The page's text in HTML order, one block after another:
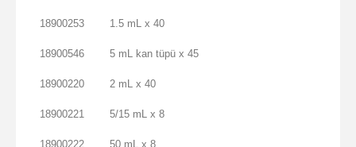
18900253 1.5 mL x 40
18900546 5 mL kan tüpü x 45
18900220 2 mL x 40
18900221 5/15 mL x 8
18900222 50 mL x 8